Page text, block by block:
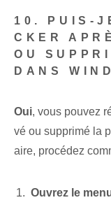
10. PUIS-
CKER
OU
DANS
Oui, vous pouvez
vé ou supprimé la
aire, procédez
Ouvrez le